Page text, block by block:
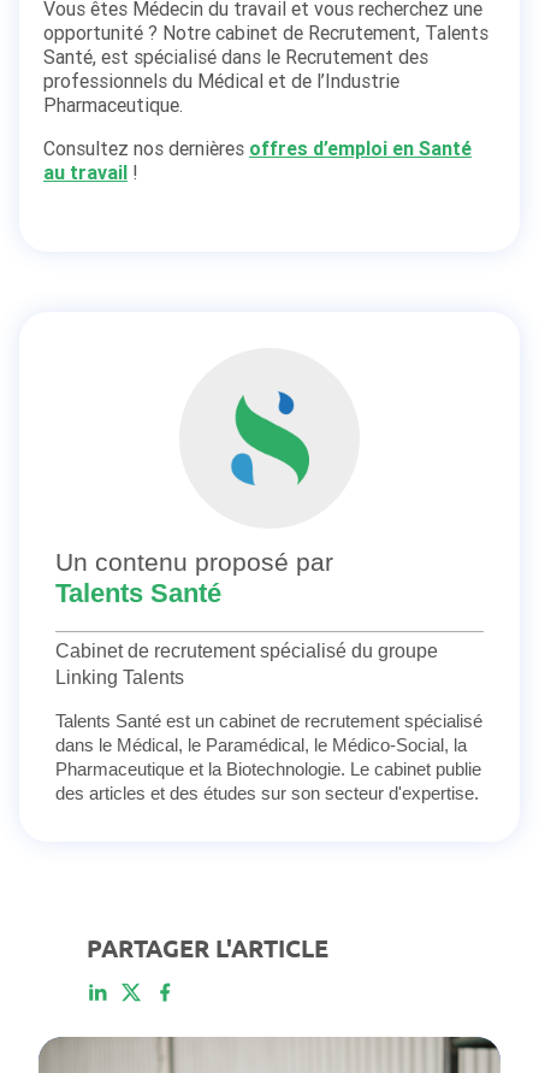
Vous êtes Médecin du travail et vous recherchez une
opportunité ? Notre cabinet de Recrutement, Talents
Santé, est spécialisé dans le Recrutement des
professionnels du Médical et de l’Industrie
Pharmaceutique.
Consultez nos dernières offres d’emploi en Santé
au travail !
Un contenu proposé par
Talents Santé
Cabinet de recrutement spécialisé du groupe
Linking Talents
Talents Santé est un cabinet de recrutement spécialisé
dans le Médical, le Paramédical, le Médico-Social, la
Pharmaceutique et la Biotechnologie. Le cabinet publie
des articles et des études sur son secteur d'expertise.
PARTAGER L'ARTICLE